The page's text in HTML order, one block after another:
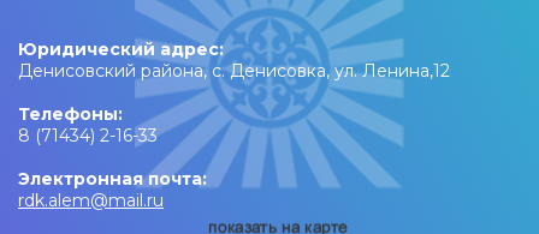
Юридический адрес:
Денисовский района, с. Денисовка, ул. Ленина,12
Телефоны:
8 (71434) 2-16-33
Электронная почта:
rdk.alem@mail.ru